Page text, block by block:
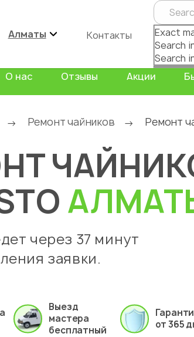
Алматы Контакты
Exact
Search
Search
О нас Отзывы Акции
→ Ремонт чайников → Ремонт
через 37 минут
заявки.
Выезд
мастера
бесплатный
от 365